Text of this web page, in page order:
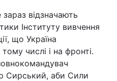
Погода
Регіони
відзначають
Інституту вивчення
що Україна
числі і на фронті.
Сирський, аби Сили